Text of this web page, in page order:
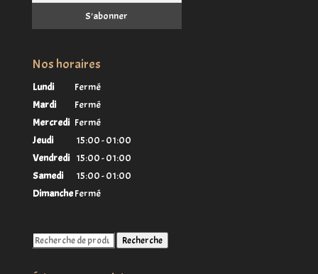
Nos horaires
Lundi
Fermé
Mardi
Fermé
Mercredi Fermé
Jeudi
15:00 - 01:00
Vendredi
15:00 - 01:00
Samedi
15:00 - 01:00
DimancheFermé
Recherche
Recherche